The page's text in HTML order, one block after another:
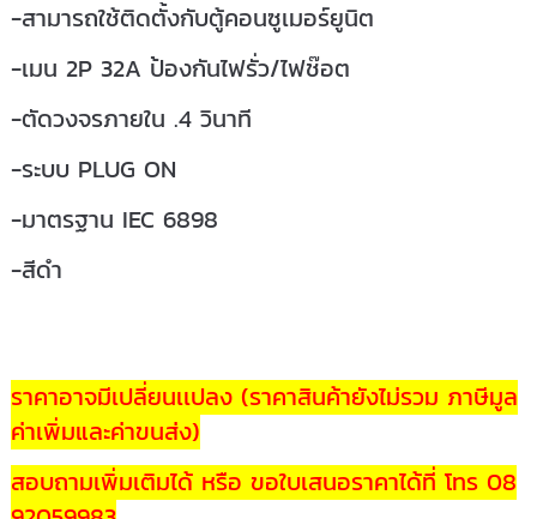
-สามารถใช้ติดตั้งกับตู้คอนซูเมอร์ยูนิต
-เมน 2P 32A ป้องกันไฟรั่ว/ไฟช๊อต
-ตัดวงจรภายใน .4 วินาที
-ระบบ PLUG ON
-มาตรฐาน IEC 6898
-สีดำ
ราคาอาจมีเปลี่ยนเเปลง (ราคาสินค้ายังไม่รวม ภาษีมูล
ค่าเพิ่มและค่าขนส่ง)
สอบถามเพิ่มเติมได้ หรือ ขอใบเสนอราคาได้ที่ โทร 08